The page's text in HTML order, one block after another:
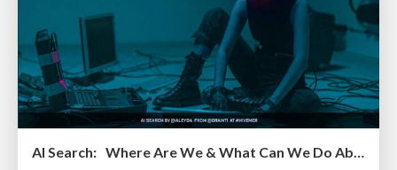
AI Search: Where Are We & What Can We Do About It?